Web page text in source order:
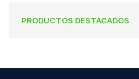
PRODUCTOS DESTACADOS